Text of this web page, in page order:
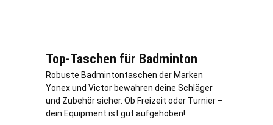
Top-Taschen für Badminton
Robuste Badmintontaschen der Marken
Yonex und Victor bewahren deine Schläger
und Zubehör sicher. Ob Freizeit oder Turnier –
dein Equipment ist gut aufgehoben!